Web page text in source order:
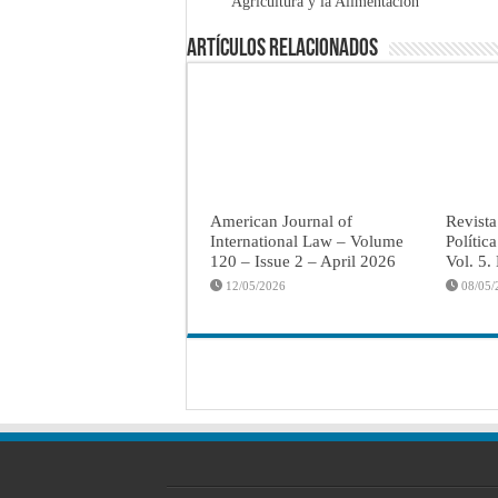
Artículos Relacionados
American Journal of
International Law – Volume
120 – Issue 2 – April 2026
12/05/2026
Vol. 5.
08/05/